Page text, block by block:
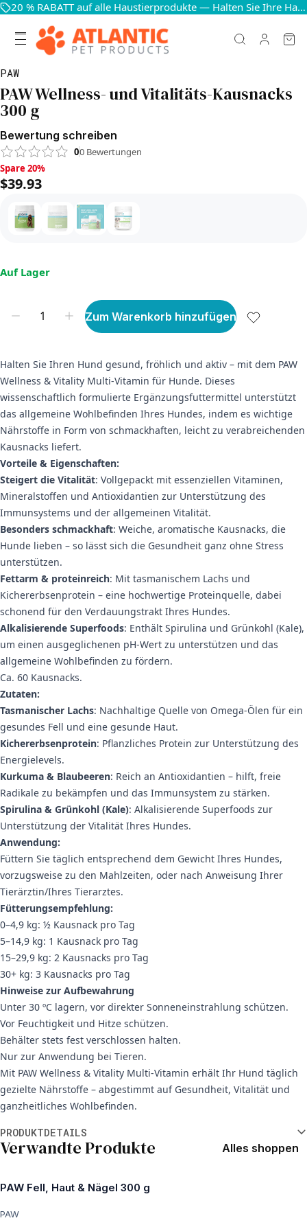
20 % RABATT auf alle Haustierprodukte — Halten Sie Ihre Haustiere glücklich und gesund
PAW
PAW Wellness- und Vitalitäts-Kausnacks
300 g
Bewertung schreiben
00 Bewertungen
Spare 20%, $39.93
Spare 20%
$39.93
Auf Lager
Zum Warenkorb hinzufügen
Halten Sie Ihren Hund gesund, fröhlich und aktiv – mit dem PAW
Wellness & Vitality Multi-Vitamin für Hunde. Dieses
wissenschaftlich formulierte Ergänzungsfuttermittel unterstützt
das allgemeine Wohlbefinden Ihres Hundes, indem es wichtige
Nährstoffe in Form von schmackhaften, leicht zu verabreichenden
Kausnacks liefert.
Vorteile & Eigenschaften:
Steigert die Vitalität: Vollgepackt mit essenziellen Vitaminen,
Mineralstoffen und Antioxidantien zur Unterstützung des
Immunsystems und der allgemeinen Vitalität.
Besonders schmackhaft: Weiche, aromatische Kausnacks, die
Hunde lieben – so lässt sich die Gesundheit ganz ohne Stress
unterstützen.
Fettarm & proteinreich: Mit tasmanischem Lachs und
Kichererbsenprotein – eine hochwertige Proteinquelle, dabei
schonend für den Verdauungstrakt Ihres Hundes.
Alkalisierende Superfoods: Enthält Spirulina und Grünkohl (Kale),
um einen ausgeglichenen pH-Wert zu unterstützen und das
allgemeine Wohlbefinden zu fördern.
Ca. 60 Kausnacks.
Zutaten:
Tasmanischer Lachs: Nachhaltige Quelle von Omega-Ölen für ein
gesundes Fell und eine gesunde Haut.
Kichererbsenprotein: Pflanzliches Protein zur Unterstützung des
Energielevels.
Kurkuma & Blaubeeren: Reich an Antioxidantien – hilft, freie
Radikale zu bekämpfen und das Immunsystem zu stärken.
Spirulina & Grünkohl (Kale): Alkalisierende Superfoods zur
Unterstützung der Vitalität Ihres Hundes.
Anwendung:
Füttern Sie täglich entsprechend dem Gewicht Ihres Hundes,
vorzugsweise zu den Mahlzeiten, oder nach Anweisung Ihrer
Tierärztin/Ihres Tierarztes.
Fütterungsempfehlung:
0–4,9 kg: ½ Kausnack pro Tag
5–14,9 kg: 1 Kausnack pro Tag
15–29,9 kg: 2 Kausnacks pro Tag
30+ kg: 3 Kausnacks pro Tag
Hinweise zur Aufbewahrung
Unter 30 ºC lagern, vor direkter Sonneneinstrahlung schützen.
Vor Feuchtigkeit und Hitze schützen.
Behälter stets fest verschlossen halten.
Nur zur Anwendung bei Tieren.
Mit PAW Wellness & Vitality Multi-Vitamin erhält Ihr Hund täglich
gezielte Nährstoffe – abgestimmt auf Gesundheit, Vitalität und
ganzheitliches Wohlbefinden.
PRODUKTDETAILS
Verwandte Produkte Alles shoppen
PAW Fell, Haut & Nägel 300 g
PAW